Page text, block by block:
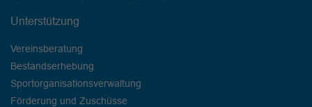
Unterstützung
Vereinsberatung
Bestandserhebung
Sportorganisationsverwaltung
Förderung und Zuschüsse